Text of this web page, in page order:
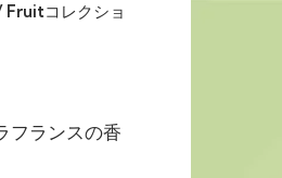
Fruitコレクショ
フランスの香